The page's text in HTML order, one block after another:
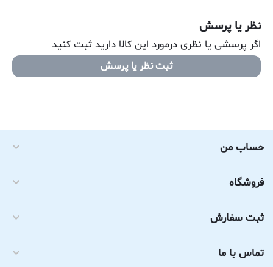
نظر یا پرسش
اگر پرسشی یا نظری درمورد این کالا دارید ثبت کنید
ثبت نظر یا پرسش
حساب من
فروشگاه
ثبت سفارش
تماس با ما